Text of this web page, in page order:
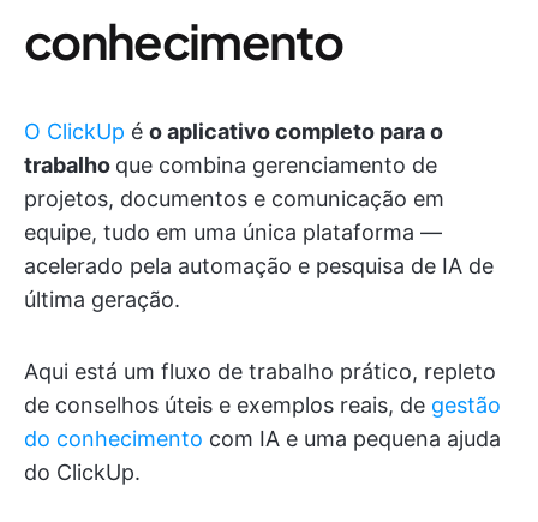
conhecimento
O ClickUp é o aplicativo completo para o
trabalho que combina gerenciamento de
projetos, documentos e comunicação em
equipe, tudo em uma única plataforma —
acelerado pela automação e pesquisa de IA de
última geração.
Aqui está um fluxo de trabalho prático, repleto
de conselhos úteis e exemplos reais, de gestão
do conhecimento com IA e uma pequena ajuda
do ClickUp.